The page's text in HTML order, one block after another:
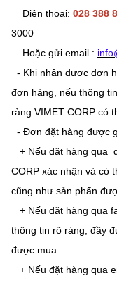
Điện thoại: 028 388
3000
Hoặc gửi email :
- Khi nhận được đơn
đơn hàng, nếu thông
ràng VIMET CORP có
- Đơn đặt hàng được
+ Nếu đặt hàng qua
CORP xác nhận và có
cũng như sản phẩn
+ Nếu đặt hàng qua
thông tin rõ ràng, đầy
được mua.
+ Nếu đặt hàng qua